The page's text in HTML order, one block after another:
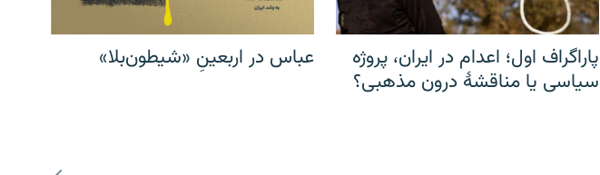
پاراگراف اول؛ اعدام در ایران، پروژه
سیاسی یا مناقشهٔ درون مذهبی؟
عباس در اربعینِ «شیطون‌بلا»